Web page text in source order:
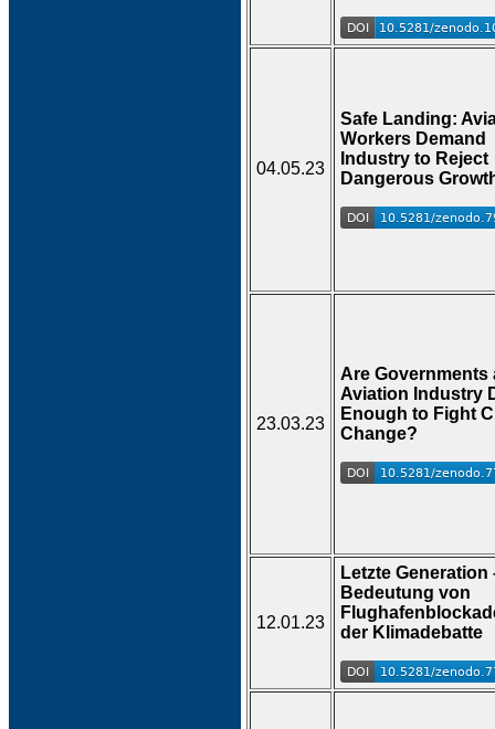
04.05.23
Safe Landing:
Workers Demand
Industry to Reject
Dangerous
23.03.23
Are Governments
Aviation Industry
Enough to Fight
Change?
12.01.23
Letzte Generation
Bedeutung von
der Klimadebatte